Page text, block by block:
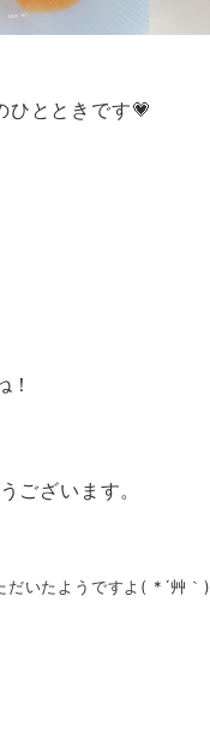
とときです💗
ございます。
だいたようですよ( *´艸｀)